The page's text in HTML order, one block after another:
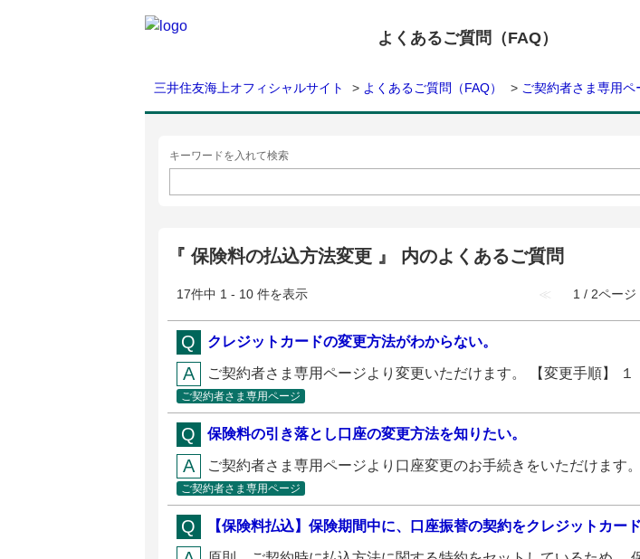
よくあるご質問（FAQ）
三井住友海上オフィシャルサイト > よくあるご質問（FAQ） > ご契約者さま専用ペ
キーワードを入れて検索
『 保険料の払込方法変更 』 内のよくあるご質問
17件中 1 - 10 件を表示 ≪ 1 / 2ページ
クレジットカードの変更方法がわからない。
ご契約者さま専用ページより変更いただけます。 【変更手順】 １
ご契約者さま専用ページ
保険料の引き落とし口座の変更方法を知りたい。
ご契約者さま専用ページより口座変更のお手続きをいただけます
ご契約者さま専用ページ
【保険料払込】保険期間中に、口座振替の契約をクレジットカー